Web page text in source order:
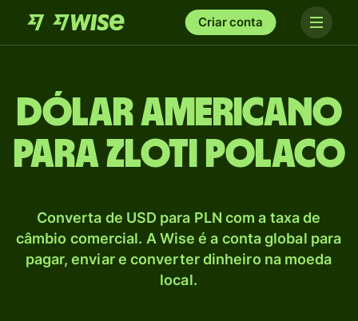
Criar conta
Dólar americano
para Zloti polaco
Converta de USD para PLN com a taxa de
câmbio comercial. A Wise é a conta global para
pagar, enviar e converter dinheiro na moeda
local.